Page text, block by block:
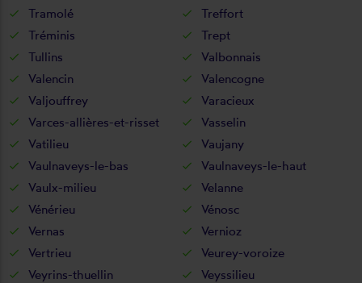
Tramolé
Treffort
Tréminis
Trept
Tullins
Valbonnais
Valencin
Valencogne
Valjouffrey
Varacieux
Varces-allières-et-risset
Vasselin
Vatilieu
Vaujany
Vaulnaveys-le-bas
Vaulnaveys-le-haut
Vaulx-milieu
Velanne
Vénérieu
Vénosc
Vernas
Vernioz
Vertrieu
Veurey-voroize
Veyrins-thuellin
Veyssilieu